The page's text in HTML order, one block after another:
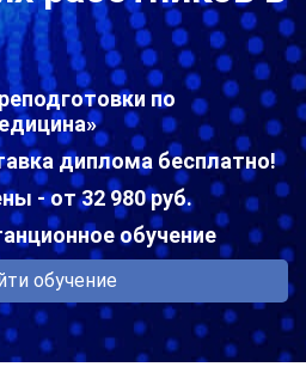
по
диплома бесплатно!
- от 32 980 руб.
обучение
обучение